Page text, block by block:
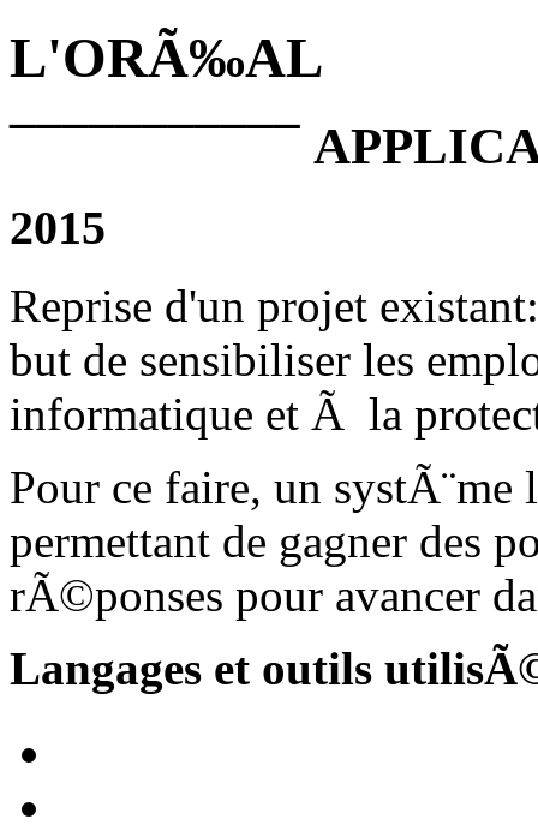
L'ORÃ‰AL
¯¯¯¯¯¯¯¯¯¯¯
2015
Reprise d'un projet
but de sensibiliser les
informatique et Ã la
Pour ce faire, un
permettant de gagner des
rÃ©ponses pour avancer
Langages et outils